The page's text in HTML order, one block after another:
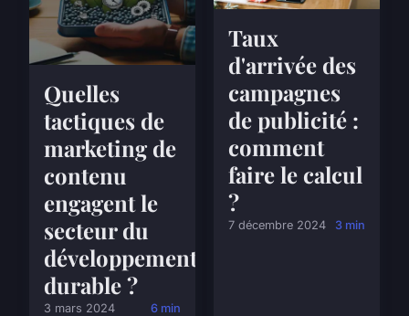
Quelles
tactiques de
marketing de
contenu
engagent le
secteur du
développement
durable ?
3 mars 2024 6 min
Taux
d'arrivée des
campagnes
de publicité :
comment
faire le calcul
?
7 décembre 2024 3 min